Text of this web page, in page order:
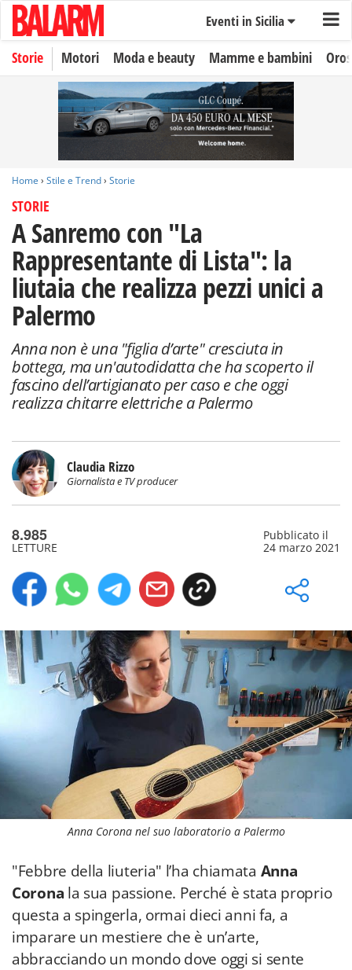
Eventi in Sicilia
Storie Motori Moda e beauty Mamme e bambini
Home › Stile e Trend› Storie
STORIE
A Sanremo con "La
Rappresentante di Lista": la
liutaia che realizza pezzi unici a
Palermo
Anna non è una "figlia d’arte" cresciuta in
bottega, ma un'autodidatta che ha scoperto il
fascino dell’artigianato per caso e che oggi
realizza chitarre elettriche a Palermo
Claudia Rizzo
Giornalista e TV producer
8.985
LETTURE
Pubblicato il
24 marzo 2021
Anna Corona nel suo laboratorio a Palermo
"Febbre della liuteria" l’ha chiamata Anna
Corona la sua passione. Perché è stata proprio
questa a spingerla, ormai dieci anni fa, a
imparare un mestiere che è un’arte,
abbracciando un mondo dove oggi si sente